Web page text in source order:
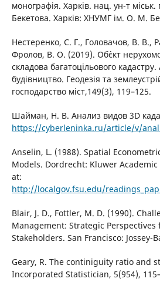
монографія. Харків. нац. ун-т
Бекетова. Харків: ХНУМГ ім. О. М.
Нестеренко, С. Г., Головачов, В. В.,
Фролов, В. О. (2019). Об`єкт
складова багатоцільового кадастру.
будівництво. Геодезія та
господарство міст,149(3), 119–125.
Шайман, Н. В. Анализ видов 3D
https://cyberleninka.ru/article/v/
Anselin, L. (1988). Spatial
Models. Dordrecht: Kluwer
at:
http://localgov.fsu.edu/
Blair, J. D., Fottler, M. D. (1990).
Management: Strategic
Stakeholders. San Francisco: Jossey-
Geary, R. The continiguity ratio and
Incorporated Statistician, 5(954),